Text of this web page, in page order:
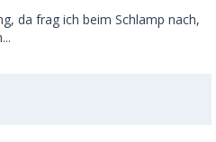
da frag ich beim Schlamp nach,